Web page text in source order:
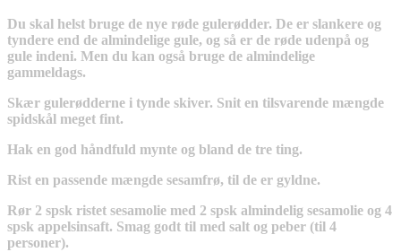
Du skal helst bruge de nye røde gulerødder. De er slankere og
tyndere end de almindelige gule, og så er de røde udenpå og
gule indeni. Men du kan også bruge de almindelige
gammeldags.
Skær gulerødderne i tynde skiver. Snit en tilsvarende mængde
spidskål meget fint.
Hak en god håndfuld mynte og bland de tre ting.
Rist en passende mængde sesamfrø, til de er gyldne.
Rør 2 spsk ristet sesamolie med 2 spsk almindelig sesamolie og 4
spsk appelsinsaft. Smag godt til med salt og peber (til 4
personer).